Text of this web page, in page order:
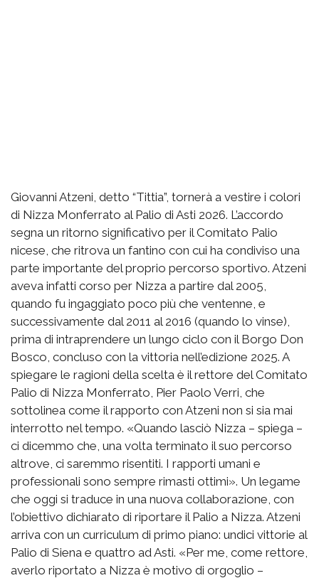
Giovanni Atzeni, detto “Tittia”, tornerà a vestire i colori
di Nizza Monferrato al Palio di Asti 2026. L’accordo
segna un ritorno significativo per il Comitato Palio
nicese, che ritrova un fantino con cui ha condiviso una
parte importante del proprio percorso sportivo. Atzeni
aveva infatti corso per Nizza a partire dal 2005,
quando fu ingaggiato poco più che ventenne, e
successivamente dal 2011 al 2016 (quando lo vinse),
prima di intraprendere un lungo ciclo con il Borgo Don
Bosco, concluso con la vittoria nell’edizione 2025. A
spiegare le ragioni della scelta è il rettore del Comitato
Palio di Nizza Monferrato, Pier Paolo Verri, che
sottolinea come il rapporto con Atzeni non si sia mai
interrotto nel tempo. «Quando lasciò Nizza – spiega –
ci dicemmo che, una volta terminato il suo percorso
altrove, ci saremmo risentiti. I rapporti umani e
professionali sono sempre rimasti ottimi». Un legame
che oggi si traduce in una nuova collaborazione, con
l’obiettivo dichiarato di riportare il Palio a Nizza. Atzeni
arriva con un curriculum di primo piano: undici vittorie al
Palio di Siena e quattro ad Asti. «Per me, come rettore,
averlo riportato a Nizza è motivo di orgoglio –